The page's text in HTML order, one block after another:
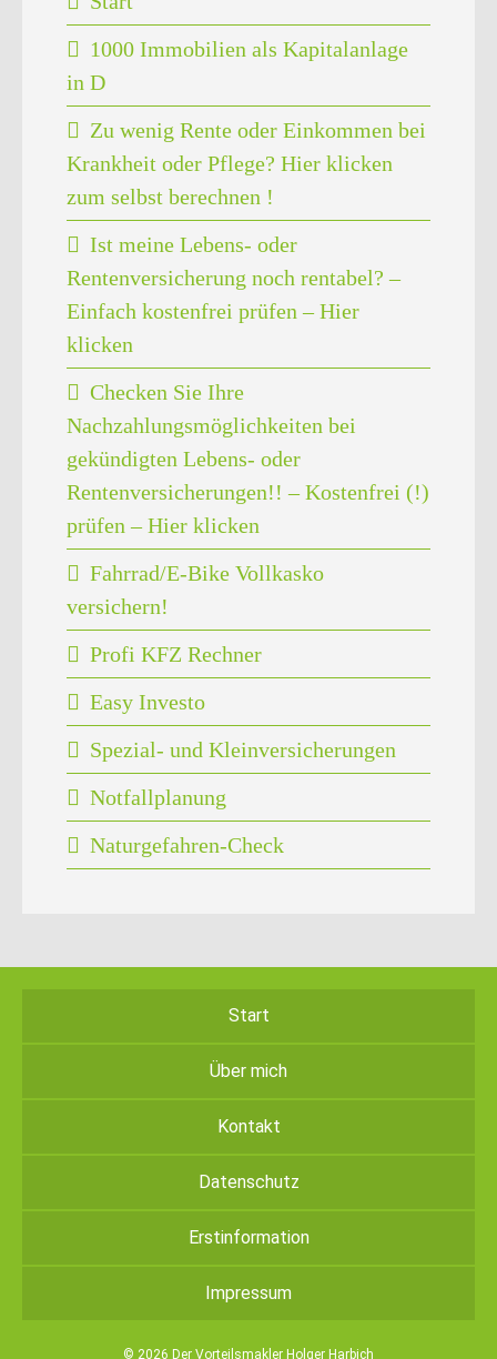
1000 Immobilien als Kapitalanlage
in D
Zu wenig Rente oder Einkommen bei
Krankheit oder Pflege? Hier klicken
zum selbst berechnen !
Ist meine Lebens- oder
Rentenversicherung noch rentabel? –
Einfach kostenfrei prüfen – Hier
klicken
Checken Sie Ihre
Nachzahlungsmöglichkeiten bei
gekündigten Lebens- oder
Rentenversicherungen!! – Kostenfrei (!)
prüfen – Hier klicken
Fahrrad/E-Bike Vollkasko
versichern!
Profi KFZ Rechner
Easy Investo
Spezial- und Kleinversicherungen
Notfallplanung
Naturgefahren-Check
Start
Über mich
Kontakt
Datenschutz
Erstinformation
Impressum
© 2026 Der Vorteilsmakler Holger Harbich